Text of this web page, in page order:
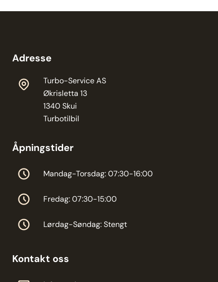
Adresse
Turbo-Service AS
Økrisletta 13
1340 Skui
Turbotilbil
Åpningstider
Mandag-Torsdag: 07:30-16:00
Fredag: 07:30-15:00
Lørdag-Søndag: Stengt
Kontakt oss